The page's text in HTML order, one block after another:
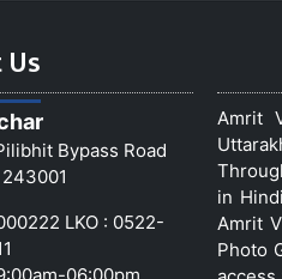
Bypass Road
LKO : 0522-
Amrit
in
Amrit
Photo